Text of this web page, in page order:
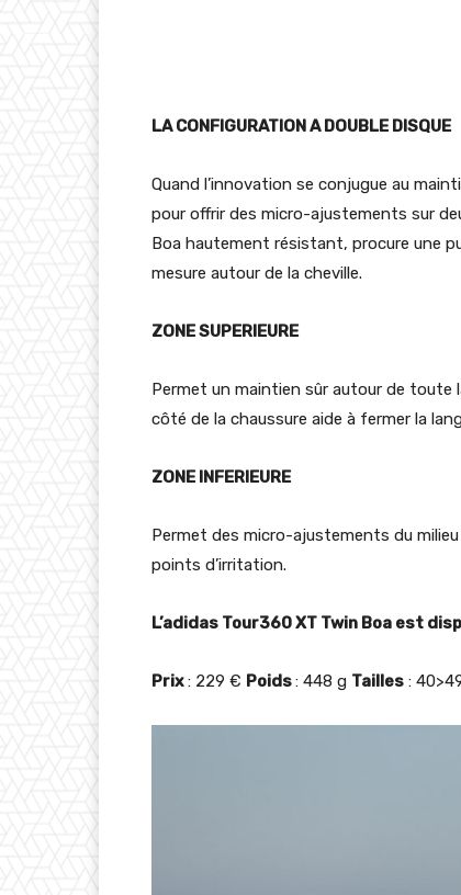
LA CONFIGURATION A DOUBLE DISQUE
Quand l’innovation se conjugue au
pour offrir des micro-ajustements sur
Boa hautement résistant, procure une
mesure autour de la cheville.
ZONE SUPERIEURE
Permet un maintien sûr autour de toute
côté de la chaussure aide à fermer la
ZONE INFERIEURE
Permet des micro-ajustements du
points d’irritation.
L’adidas Tour360 XT Twin Boa est
Prix: 229 € Poids: 448 g Tailles :